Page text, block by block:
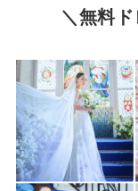
＼無料